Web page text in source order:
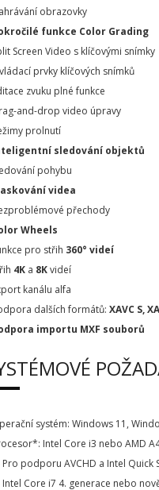
obrazovky
funkce Color Grading
Screen Video s klíčovými snímky
prvky klíčových snímků
zvuku plné funkce
and-drop video úpravy
prolnutí
sledování objektů
pohybu
videa
přechody
Wheels
pro střih 360° videí
4Ka 8Kvideí
kanálu alfa
dalších formátů: XAVC S,
importu MXF souborů
systém: Windows 11,
Intel Core i3 nebo AMD
podporu AVCHD a Intel Quick
Core i7 4. generace nebo